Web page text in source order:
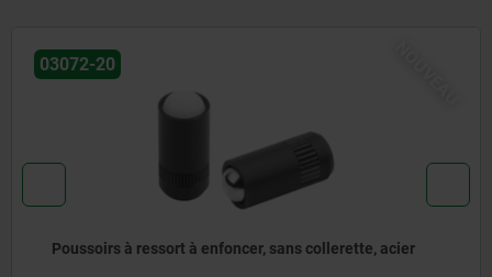
Poussoirs à ressort, modèle lisse, sans